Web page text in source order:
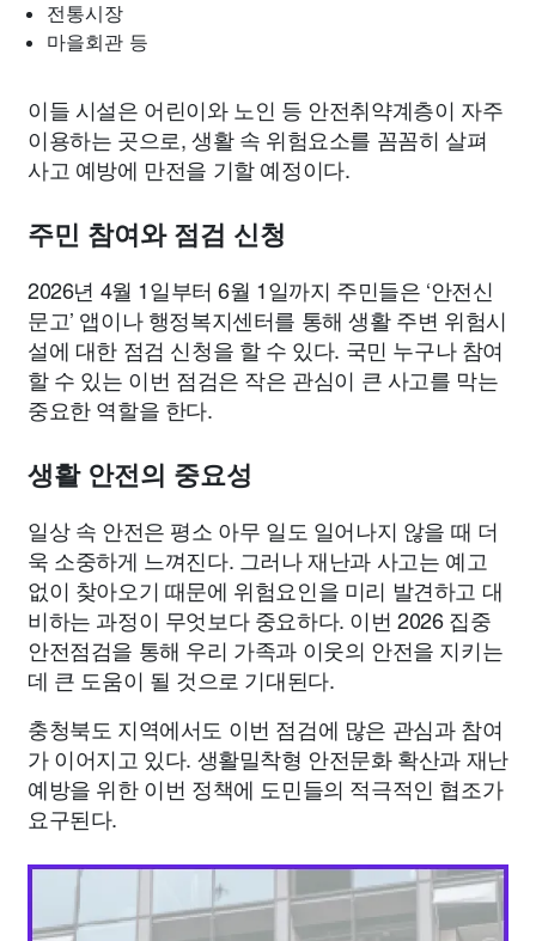
전통시장
마을회관 등
이들 시설은 어린이와 노인 등 안전취약계층이 자주
이용하는 곳으로, 생활 속 위험요소를 꼼꼼히 살펴
사고 예방에 만전을 기할 예정이다.
주민 참여와 점검 신청
2026년 4월 1일부터 6월 1일까지 주민들은 ‘안전신
문고’ 앱이나 행정복지센터를 통해 생활 주변 위험시
설에 대한 점검 신청을 할 수 있다. 국민 누구나 참여
할 수 있는 이번 점검은 작은 관심이 큰 사고를 막는
중요한 역할을 한다.
생활 안전의 중요성
일상 속 안전은 평소 아무 일도 일어나지 않을 때 더
욱 소중하게 느껴진다. 그러나 재난과 사고는 예고
없이 찾아오기 때문에 위험요인을 미리 발견하고 대
비하는 과정이 무엇보다 중요하다. 이번 2026 집중
안전점검을 통해 우리 가족과 이웃의 안전을 지키는
데 큰 도움이 될 것으로 기대된다.
충청북도 지역에서도 이번 점검에 많은 관심과 참여
가 이어지고 있다. 생활밀착형 안전문화 확산과 재난
예방을 위한 이번 정책에 도민들의 적극적인 협조가
요구된다.